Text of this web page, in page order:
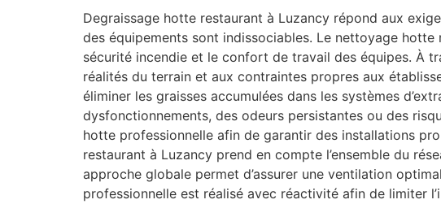
Degraissage hotte restaurant à Luzancy répond aux
des équipements sont indissociables. Le nettoyage
sécurité incendie et le confort de travail des équipes. À
réalités du terrain et aux contraintes propres aux
éliminer les graisses accumulées dans les systèmes
dysfonctionnements, des odeurs persistantes ou des
hotte professionnelle afin de garantir des installations
restaurant à Luzancy prend en compte l’ensemble du
approche globale permet d’assurer une ventilation
professionnelle est réalisé avec réactivité afin de limiter